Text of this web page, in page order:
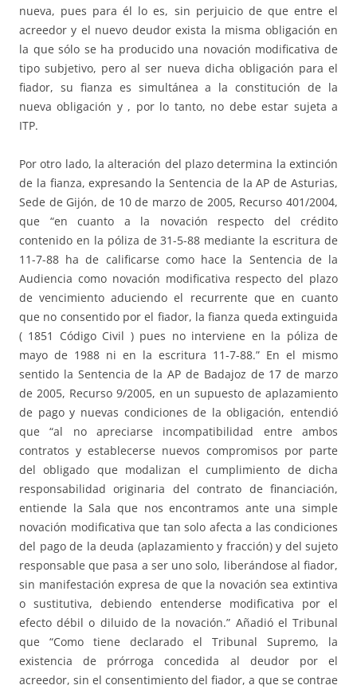
nueva, pues para él lo es, sin perjuicio de que entre el
acreedor y el nuevo deudor exista la misma obligación en
la que sólo se ha producido una novación modificativa de
tipo subjetivo, pero al ser nueva dicha obligación para el
fiador, su fianza es simultánea a la constitución de la
nueva obligación y , por lo tanto, no debe estar sujeta a
ITP.
Por otro lado, la alteración del plazo determina la extinción
de la fianza, expresando la Sentencia de la AP de Asturias,
Sede de Gijón, de 10 de marzo de 2005, Recurso 401/2004,
que “en cuanto a la novación respecto del crédito
contenido en la póliza de 31-5-88 mediante la escritura de
11-7-88 ha de calificarse como hace la Sentencia de la
Audiencia como novación modificativa respecto del plazo
de vencimiento aduciendo el recurrente que en cuanto
que no consentido por el fiador, la fianza queda extinguida
( 1851 Código Civil ) pues no interviene en la póliza de
mayo de 1988 ni en la escritura 11-7-88.” En el mismo
sentido la Sentencia de la AP de Badajoz de 17 de marzo
de 2005, Recurso 9/2005, en un supuesto de aplazamiento
de pago y nuevas condiciones de la obligación, entendió
que “al no apreciarse incompatibilidad entre ambos
contratos y establecerse nuevos compromisos por parte
del obligado que modalizan el cumplimiento de dicha
responsabilidad originaria del contrato de financiación,
entiende la Sala que nos encontramos ante una simple
novación modificativa que tan solo afecta a las condiciones
del pago de la deuda (aplazamiento y fracción) y del sujeto
responsable que pasa a ser uno solo, liberándose al fiador,
sin manifestación expresa de que la novación sea extintiva
o sustitutiva, debiendo entenderse modificativa por el
efecto débil o diluido de la novación.” Añadió el Tribunal
que “Como tiene declarado el Tribunal Supremo, la
existencia de prórroga concedida al deudor por el
acreedor, sin el consentimiento del fiador, a que se contrae